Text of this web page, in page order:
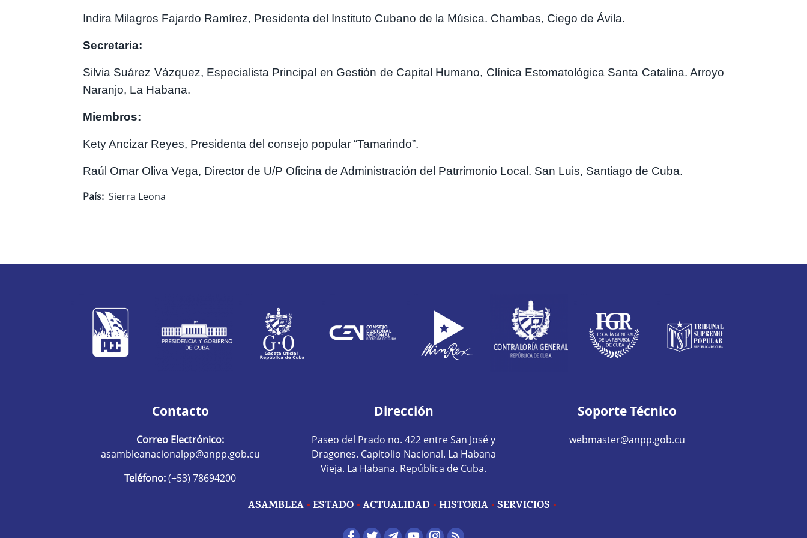
Indira Milagros Fajardo Ramírez, Presidenta del Instituto Cubano de la Música. Chambas, Ciego de Ávila.
Secretaria:
Silvia Suárez Vázquez, Especialista Principal en Gestión de Capital Humano, Clínica Estomatológica Santa Catalina. Arroyo
Naranjo, La Habana.
Miembros:
Kety Ancizar Reyes, Presidenta del consejo popular “Tamarindo”.
Raúl Omar Oliva Vega, Director de U/P Oficina de Administración del Patrrimonio Local. San Luis, Santiago de Cuba.
País Sierra Leona
Contacto
Correo Electrónico:
asambleanacionalpp@anpp.gob.cu
Teléfono:(+53) 78694200
Dirección
Paseo del Prado no. 422 entre San José y
Dragones. Capitolio Nacional. La Habana
Vieja. La Habana. República de Cuba.
Soporte Técnico
webmaster@anpp.gob.cu
ASAMBLEA ESTADO ACTUALIDAD HISTORIA SERVICIOS
Redes sociales home